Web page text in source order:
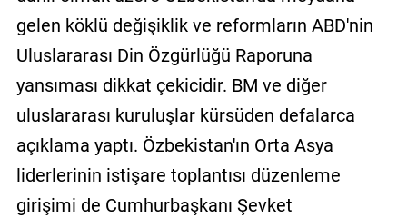
gelen köklü değişiklik ve reformların ABD'nin
Uluslararası Din Özgürlüğü Raporuna
yansıması dikkat çekicidir. BM ve diğer
uluslararası kuruluşlar kürsüden defalarca
açıklama yaptı. Özbekistan'ın Orta Asya
liderlerinin istişare toplantısı düzenleme
girişimi de Cumhurbaşkanı Şevket